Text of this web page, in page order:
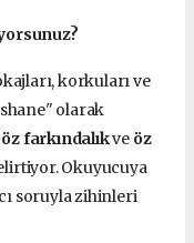
korkuları ve
olarak
öz farkındalıkve öz
Okuyucuya
soruyla zihinleri